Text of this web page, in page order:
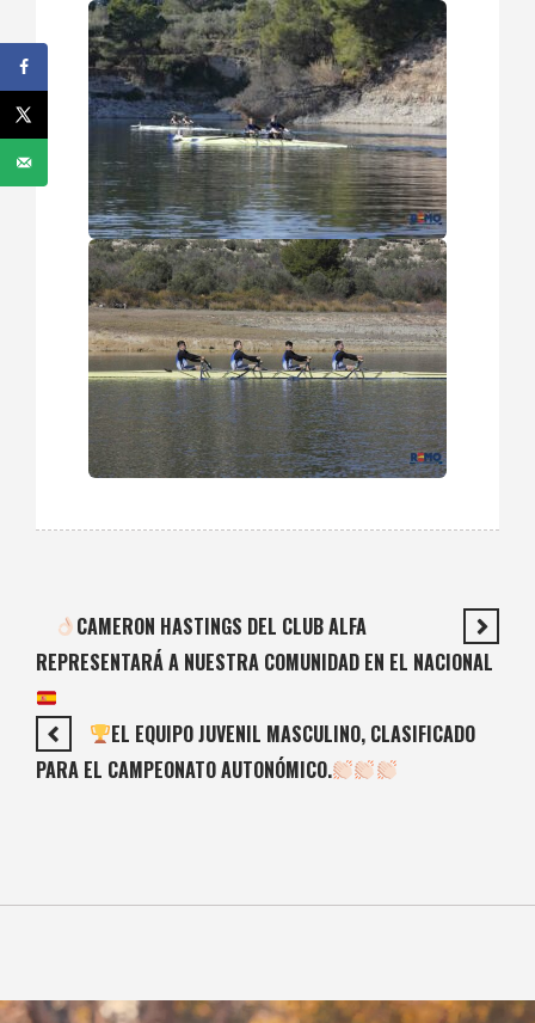
CAMERON HASTINGS DEL CLUB ALFA
REPRESENTARÁ A NUESTRA COMUNIDAD EN EL NACIONAL
EL EQUIPO JUVENIL MASCULINO, CLASIFICADO
PARA EL CAMPEONATO AUTONÓMICO.